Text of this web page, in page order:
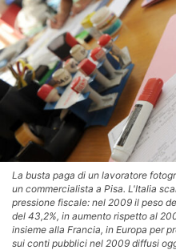
La busta paga di un lavoratore
un commercialista a Pisa. L'Italia
pressione fiscale: nel 2009 il peso
del 43,2%, in aumento rispetto al
insieme alla Francia, in Europa per
sui conti pubblici nel 2009 diffusi